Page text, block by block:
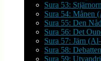
Sura 53:
Sura 54: Månen
Sura 55: Den
Sura 56: Det
Sura 57: Järn
Sura 58:
Sura 59: